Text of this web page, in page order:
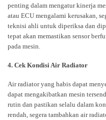
penting dalam mengatur kinerja
atau ECU mengalami kerusakan,
teknisi ahli untuk diperiksa dan
tepat akan memastikan sensor
pada mesin.
4. Cek Kondisi Air Radiator
Air radiator yang habis dapat
dapat mengakibatkan mesin
rutin dan pastikan selalu dalam
rendah, segera tambahkan air